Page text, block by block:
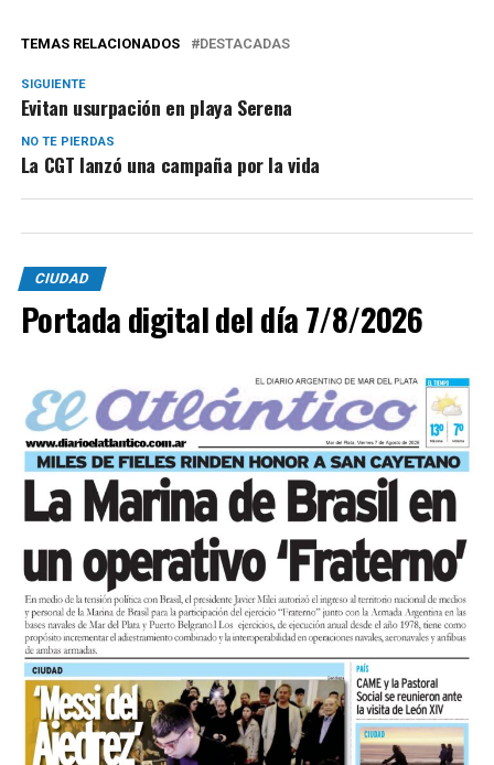
TEMAS RELACIONADOS DESTACADAS
SIGUIENTE
Evitan usurpación en playa Serena
NO TE PIERDAS
La CGT lanzó una campaña por la vida
CIUDAD
Portada digital del día 7/8/2026